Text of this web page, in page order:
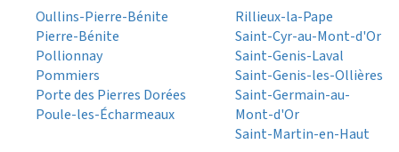
Oullins-Pierre-Bénite
Pierre-Bénite
Pollionnay
Pommiers
Porte des Pierres Dorées
Poule-les-Écharmeaux
Rillieux-la-Pape
Saint-Cyr-au-Mont-d'Or
Saint-Genis-Laval
Saint-Genis-les-Ollières
Saint-Germain-au-
Mont-d'Or
Saint-Martin-en-Haut